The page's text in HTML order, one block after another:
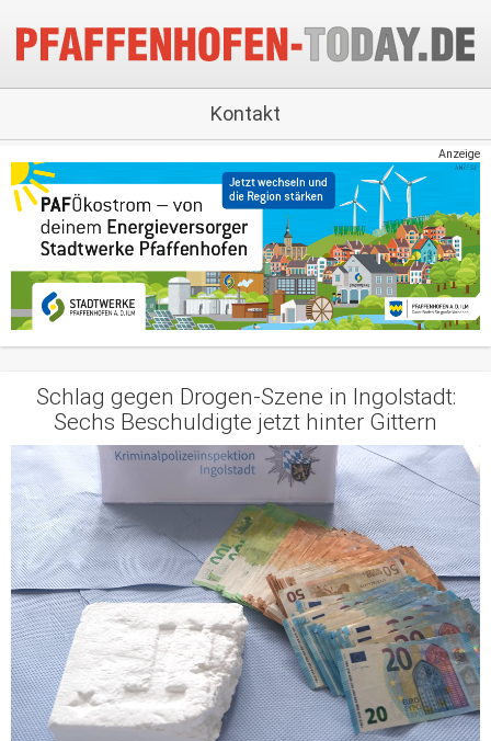
Kontakt
Anzeige
Schlag gegen Drogen-Szene in Ingolstadt:
Sechs Beschuldigte jetzt hinter Gittern